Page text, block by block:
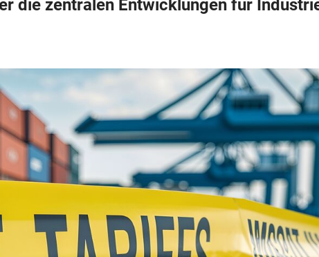
die zentralen Entwicklungen für